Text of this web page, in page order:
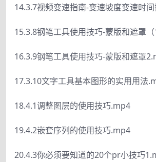
14.3.7视频变速指南-变速坡度变速时
15.3.8钢笔工具使用技巧-蒙版和遮罩
16.3.9钢笔工具使用技巧-蒙版和遮罩
17.3.10文字工具基本图形的实用用法
18.4.1调整图层的使用技巧.mp4
19.4.2嵌套序列的使用技巧.mp4
20.4.3你必须要知道的20个pr小技巧